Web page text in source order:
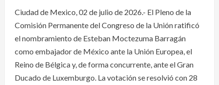
Ciudad de Mexico, 02 de julio de 2026.- El Pleno de la
Comisión Permanente del Congreso de la Unión ratificó
el nombramiento de Esteban Moctezuma Barragán
como embajador de México ante la Unión Europea, el
Reino de Bélgica y, de forma concurrente, ante el Gran
Ducado de Luxemburgo. La votación se resolvió con 28